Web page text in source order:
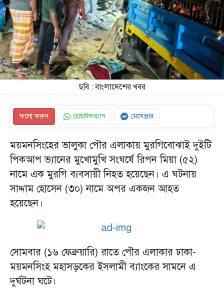
ছবি : বাংলাদেশের খবর
ফলো করুন হোয়াটসঅ্যাপ মেসেঞ্জার
ময়মনসিংহের ভালুকা পৌর এলাকায় মুরগিবোঝাই দুইটি
পিকআপ ভ্যানের মুখোমুখি সংঘর্ষে রিপন মিয়া (৫২)
নামে এক মুরগি ব্যবসায়ী নিহত হয়েছেন। এ ঘটনায়
সাদ্দাম হোসেন (৩০) নামে অপর একজন আহত
হয়েছেন।
সোমবার (১৬ ফেব্রুয়ারি) রাতে পৌর এলাকার ঢাকা-
ময়মনসিংহ মহাসড়কের ইসলামী ব্যাংকের সামনে এ
দুর্ঘটনা ঘটে।